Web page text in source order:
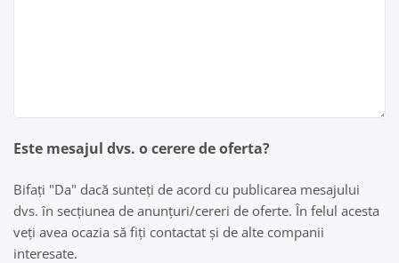
Este mesajul dvs. o cerere de oferta?
Bifați "Da" dacă sunteți de acord cu publicarea mesajului
dvs. în secțiunea de anunțuri/cereri de oferte. În felul acesta
veți avea ocazia să fiți contactat și de alte companii
interesate.